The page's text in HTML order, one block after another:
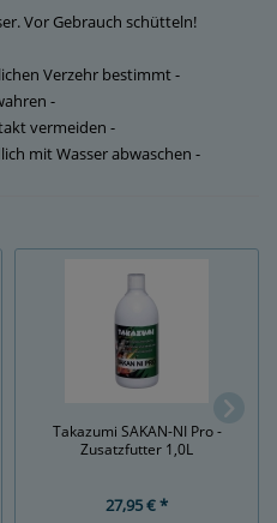
Vor Gebrauch schütteln!
Verzehr bestimmt -
-
vermeiden -
mit Wasser abwaschen -
Takazumi SAKAN-NI Pro -
Zusatzfutter 1,0L
27,95 € *